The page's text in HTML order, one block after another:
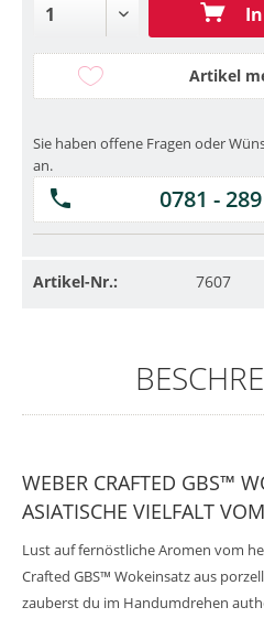
Artikel
Sie haben offene Fragen oder
an.
0781 -
Artikel-Nr.: 7607
WEBER CRAFTED GBS™
ASIATISCHE VIELFALT
Lust auf fernöstliche Aromen vom
Crafted GBS™ Wokeinsatz aus
zauberst du im Handumdrehen